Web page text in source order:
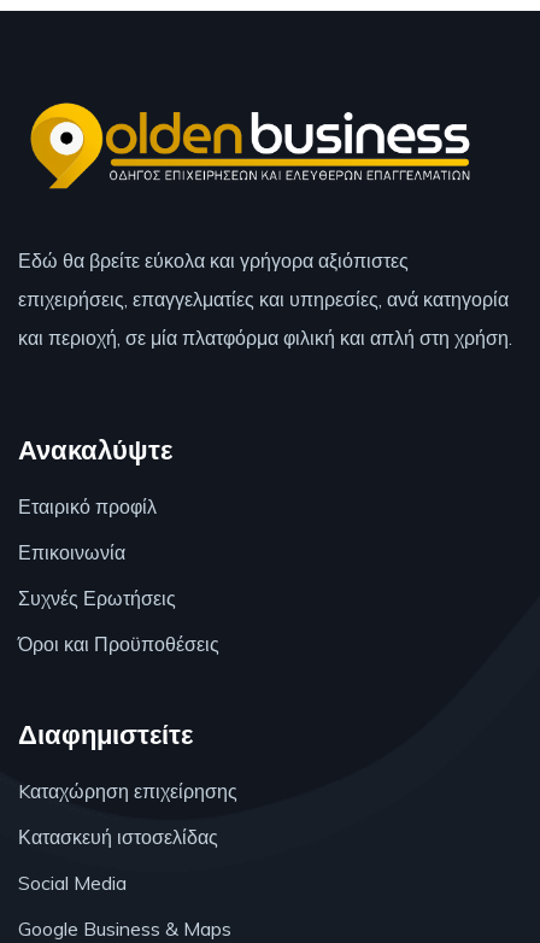
Εδώ θα βρείτε εύκολα και γρήγορα αξιόπιστες
επιχειρήσεις, επαγγελματίες και υπηρεσίες, ανά κατηγορία
και περιοχή, σε μία πλατφόρμα φιλική και απλή στη χρήση.
Ανακαλύψτε
Εταιρικό προφίλ
Επικοινωνία
Συχνές Ερωτήσεις
Όροι και Προϋποθέσεις
Διαφημιστείτε
Kαταχώρηση επιχείρησης
Κατασκευή ιστοσελίδας
Social Media
Google Business & Maps